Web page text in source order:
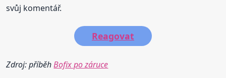
svůj komentář.
Reagovat
Zdroj: příběhBofix po záruce